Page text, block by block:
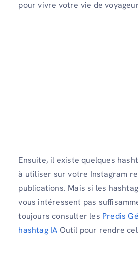
pour vivre votre vie de
Ensuite, il existe quelques
à utiliser sur votre Instagram
publications. Mais si les
vous intéressent pas
toujours consulter les Predis
hashtag IA Outil pour rendre